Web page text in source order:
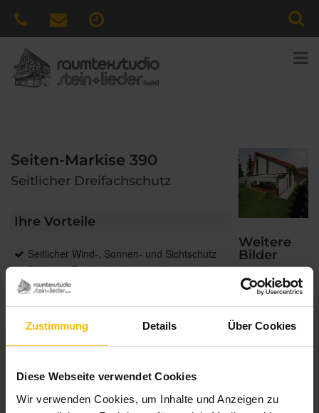
Zustimmung Details Über Cookies
Diese Webseite verwendet Cookies
Wir verwenden Cookies, um Inhalte und Anzeigen zu
Seiten-Markise 390
Seitlicher Dreifachschutz
Ihre Vorteile
Seitlicher Wind-, Sonnen- und Sichtschutz
Schräger Tuchverlauf passt sich optimal an
Terrassen-Markise, Pergola-Markise oder
eingefahrenen Zustand perfekten Schutz
Einfaches Bedienen per Handgriff
Weitere
Bilder